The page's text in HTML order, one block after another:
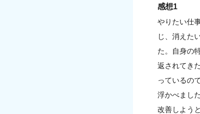
感想1
やりたい仕
じ、消えた
た。自身の
返されてき
っているの
浮かべました
改善しよう